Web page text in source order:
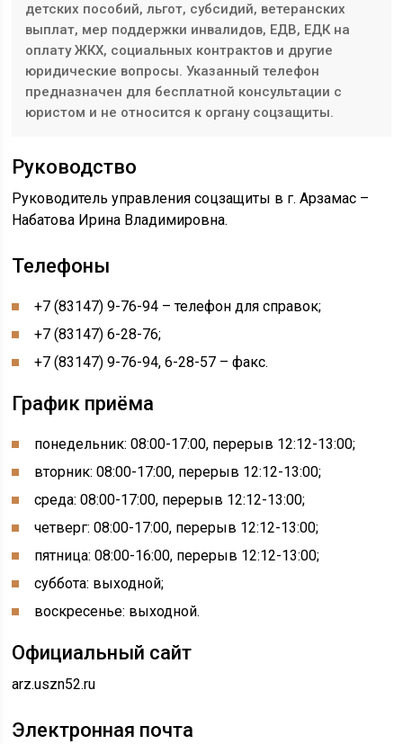
детских пособий, льгот, субсидий, ветеранских
выплат, мер поддержки инвалидов, ЕДВ, ЕДК на
оплату ЖКХ, социальных контрактов и другие
юридические вопросы. Указанный телефон
предназначен для бесплатной консультации с
юристом и не относится к органу соцзащиты.
Руководство
Руководитель управления соцзащиты в г. Арзамас –
Набатова Ирина Владимировна.
Телефоны
+7 (83147) 9-76-94 – телефон для справок;
+7 (83147) 6-28-76;
+7 (83147) 9-76-94, 6-28-57 – факс.
График приёма
понедельник: 08:00-17:00, перерыв 12:12-13:00;
вторник: 08:00-17:00, перерыв 12:12-13:00;
среда: 08:00-17:00, перерыв 12:12-13:00;
четверг: 08:00-17:00, перерыв 12:12-13:00;
пятница: 08:00-16:00, перерыв 12:12-13:00;
суббота: выходной;
воскресенье: выходной.
Официальный сайт
arz.uszn52.ru
Электронная почта